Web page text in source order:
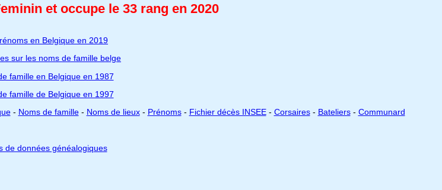
et occupe le 33 rang en 2020
en Belgique en 2019
sur les noms de famille belge
famille en Belgique en 1987
famille de Belgique en 1997
- Noms de famille- Noms de lieux- Prénoms- Fichier décès INSEE- Corsaires- Bateliers- Communard
de données généalogiques